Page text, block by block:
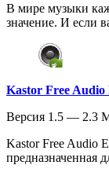
В мире музыки
значение. И если
Kastor Free
Версия 1.5 — 2.3
Kastor Free Audio
предназначенная